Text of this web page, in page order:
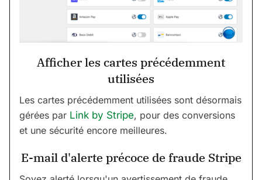
Afficher les cartes précédemment
utilisées
Les cartes précédemment utilisées sont désormais
gérées par Link by Stripe, pour des conversions
et une sécurité encore meilleures.
E-mail d'alerte précoce de fraude Stripe